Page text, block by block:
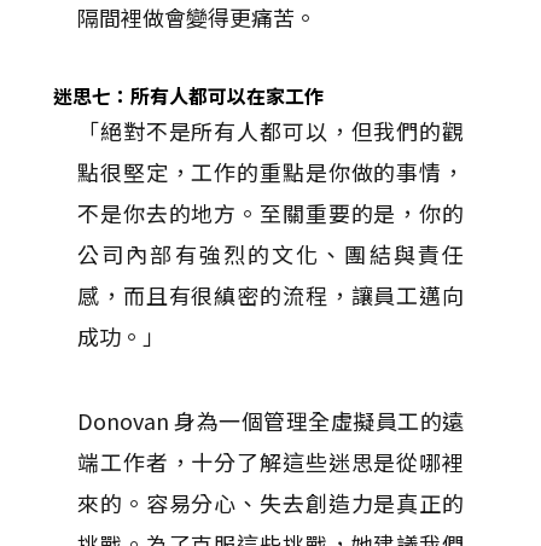
隔間裡做會變得更痛苦。
迷思七：所有人都可以在家工作
「絕對不是所有人都可以，但我們的觀
點很堅定，工作的重點是你做的事情，
不是你去的地方。至關重要的是，你的
公司內部有強烈的文化、團結與責任
感，而且有很縝密的流程，讓員工邁向
成功。」
Donovan 身為一個管理全虛擬員工的遠
端工作者，十分了解這些迷思是從哪裡
來的。容易分心、失去創造力是真正的